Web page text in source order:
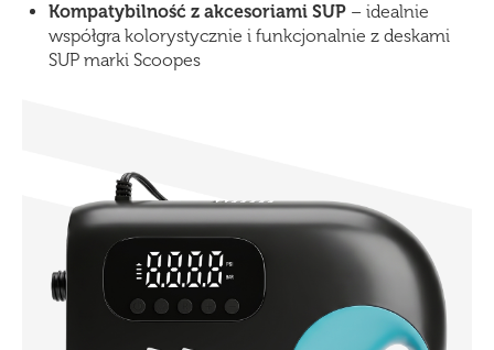
Kompatybilność z akcesoriami SUP – idealnie
współgra kolorystycznie i funkcjonalnie z deskami
SUP marki Scoopes